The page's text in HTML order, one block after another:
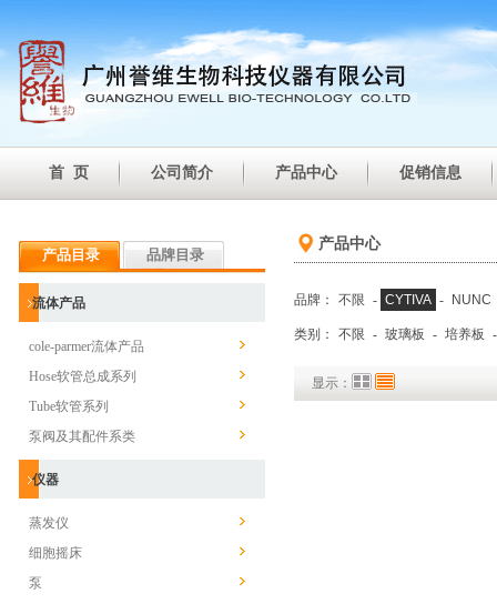
首 页 公司简介 产品中心 促销信息
产品目录 品牌目录
流体产品
cole-parmer流体产品
Hose软管总成系列
Tube软管系列
泵阀及其配件系类
仪器
蒸发仪
细胞摇床
泵
产品中心
品牌： 不限 - CYTIVA - NUNC
类别： 不限 - 玻璃板 - 培养板
显示：